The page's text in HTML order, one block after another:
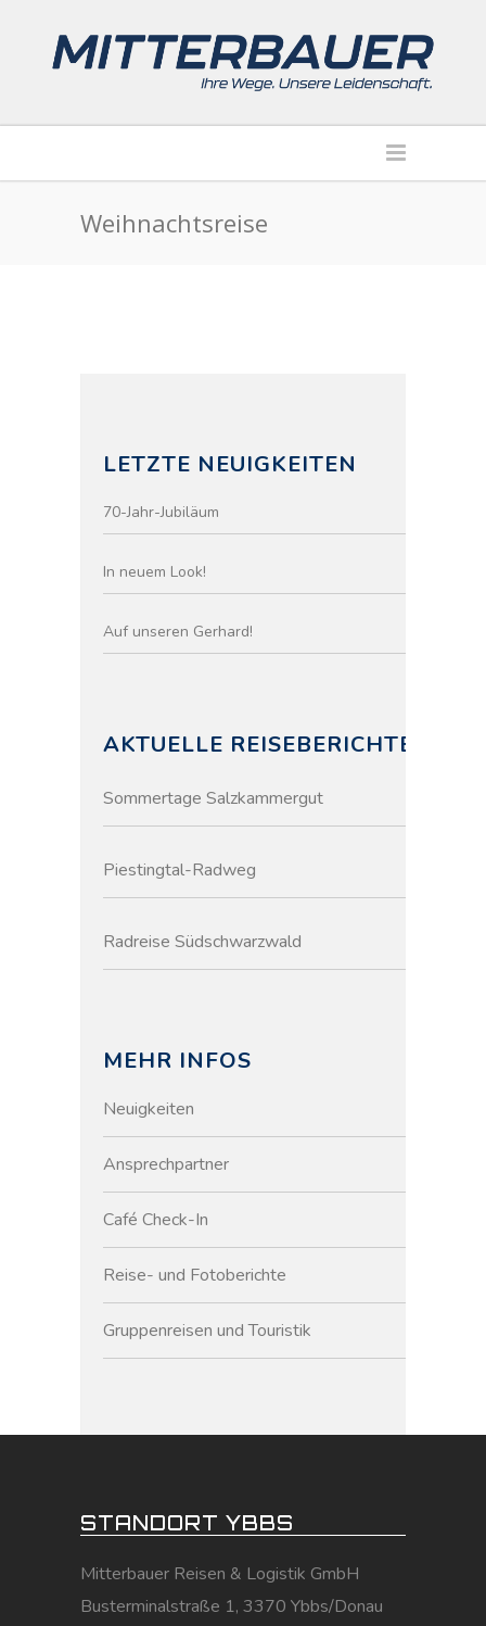
Weihnachtsreise
LETZTE NEUIGKEITEN
70-Jahr-Jubiläum
In neuem Look!
Auf unseren Gerhard!
AKTUELLE REISEBERICHTE
Sommertage Salzkammergut
Piestingtal-Radweg
Radreise Südschwarzwald
MEHR INFOS
Neuigkeiten
Ansprechpartner
Café Check-In
Reise- und Fotoberichte
Gruppenreisen und Touristik
STANDORT YBBS
Mitterbauer Reisen & Logistik GmbH
Busterminalstraße 1, 3370 Ybbs/Donau